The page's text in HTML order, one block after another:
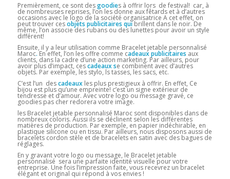
Premièrement, ce sont desgoodies à offrir lors de festival! car, à
de nombreuses reprises, l’on les donne aux fêtards et à d’autres
occasions avec le logo de la société organisatrice A cet effet, on
peut trouver cesobjets publicitaires quibrillent dans le noir. De
même, l’on associe des rubans ou des lunettes pour avoir un style
différent!
Ensuite, il y a leur utilisation comme Bracelet jetable personnalisé
Maroc.En effet, l’on les offre comme cadeaux publicitaires aux
clients, dans la cadre d’une action marketing. Par ailleurs, pour
avoir plus d’impact, cescadeaux se combinent avec d’autres
objets. Par exemple, les stylo, ls tasses, les sacs, etc.
C’est l’un descadeauxles plus prestigieux à offrir. En effet, Ce
bijou est plus qu’une empreinte! c’est un signe extérieur de
tendresse et d’amour. Avec votre logo ou message gravé, ce
goodies pas cher redorera votre image.
les Bracelet jetable personnalisé Maroc sont disponibles dans de
nombreux coloris. Aussi ils se déclinent selon les différentes
matières de production. Par exemple, en papier indéchirable, en
plastique silicone ou en tissu. Par ailleurs, nous disposons aussi de
bracelets cordon stèle et de bracelets en satin avec des bagues de
réglages.
En y gravant votre logo ou message, le Bracelet jetable
personnalisé sera une parfaite identité visuelle pour votre
entreprise. Une fois l’impression faite, vous recevrez un bracelet
élégant et original qui répond à vos envies !